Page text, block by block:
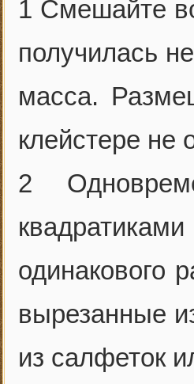
1 Смешайте
получилась
масса.
клейстере не
2
одинакового
вырезанные
из салфеток